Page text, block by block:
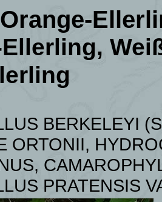
-
BERKELEYI
ORTONII,
PRATENSIS